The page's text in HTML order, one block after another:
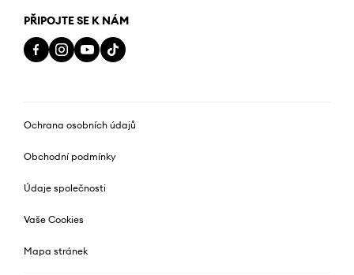
PŘIPOJTE SE K NÁM
Ochrana osobních údajů
Obchodní podmínky
Údaje společnosti
Vaše Cookies
Mapa stránek